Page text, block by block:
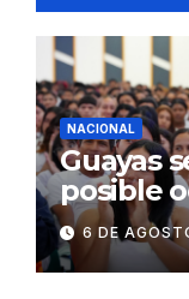
NACIONAL
Guayas
posible
2.500
6 DE